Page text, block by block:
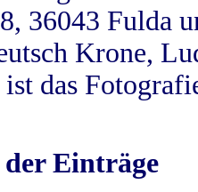
36043 Fulda
Krone,
das
Einträge